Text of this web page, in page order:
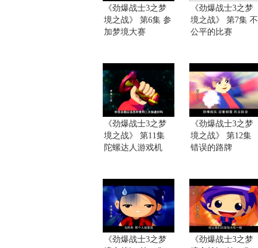
《劲爆战士3之梦
境之战》 第6集 参
加梦境大赛
《劲爆战士3之梦
境之战》 第7集 不
公平的比赛
《劲爆战士3之梦
境之战》 第11集
陀螺达人游戏机
《劲爆战士3之梦
境之战》 第12集
错误的路牌
《劲爆战士3之梦
《劲爆战士3之梦